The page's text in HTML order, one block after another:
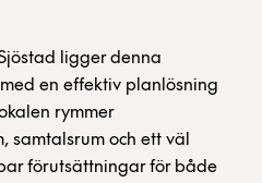
ligger denna
med en effektiv planlösning
rymmer
samtalsrum och ett väl
förutsättningar för både